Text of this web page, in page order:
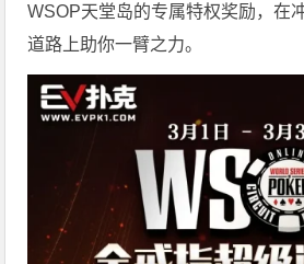
WSOP天堂岛的专属特权奖励，在
道路上助你一臂之力。